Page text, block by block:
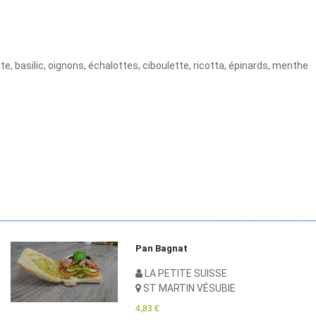
basilic, oignons, échalottes, ciboulette, ricotta, épinards, menthe
Pan Bagnat
LA PETITE SUISSE
ST MARTIN VÉSUBIE
4,83 €